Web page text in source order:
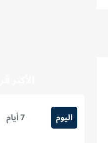
اليوم 7 أيام